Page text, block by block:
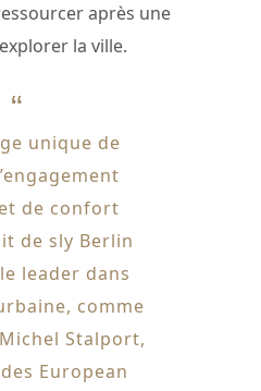
après une
la ville.
unique de
de confort
de sly Berlin
leader dans
comme
Stalport,
European